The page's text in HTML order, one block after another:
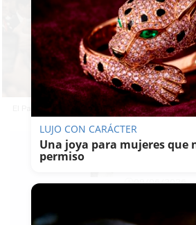
El Papa, en el buggy andaluz construido para
09/06/2026
LUJO CON CARÁCTER
Una joya para mujeres que
permiso